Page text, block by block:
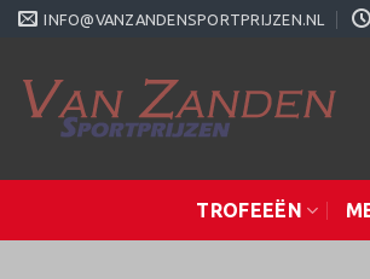
Ga
INFO@VANZANDENSPORTPRIJZEN.NL
TROFEEËN